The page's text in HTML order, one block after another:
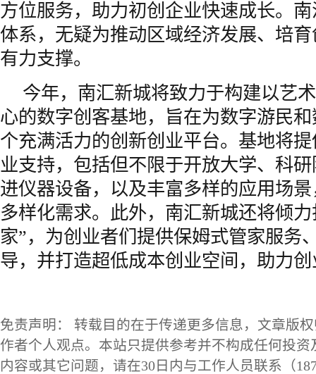
方位服务，助力初创企业快速成长。
体系，无疑为推动区域经济发展、培
有力支撑。
今年，南汇新城将致力于构建以艺
心的数字创客基地，旨在为数字游民
个充满活力的创新创业平台。基地将
业支持，包括但不限于开放大学、科
进仪器设备，以及丰富多样的应用场
多样化需求。此外，南汇新城还将倾力
家”，为创业者们提供保姆式管家服务
导，并打造超低成本创业空间，助力
免责声明： 转载目的在于传递更多信息，文章版
作者个人观点。本站只提供参考并不构成任何投
内容或其它问题，请在30日内与工作人员联系（